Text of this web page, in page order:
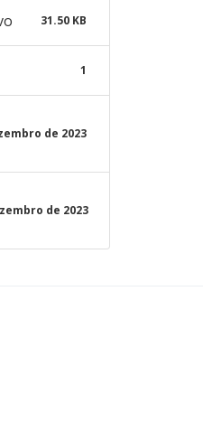
31.50 KB
1
de 2023
de 2023